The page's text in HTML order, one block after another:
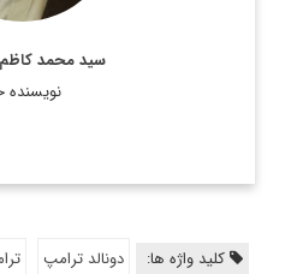
سید محمد
نویسنده
کلید واژه ها: دونالد ترامپ